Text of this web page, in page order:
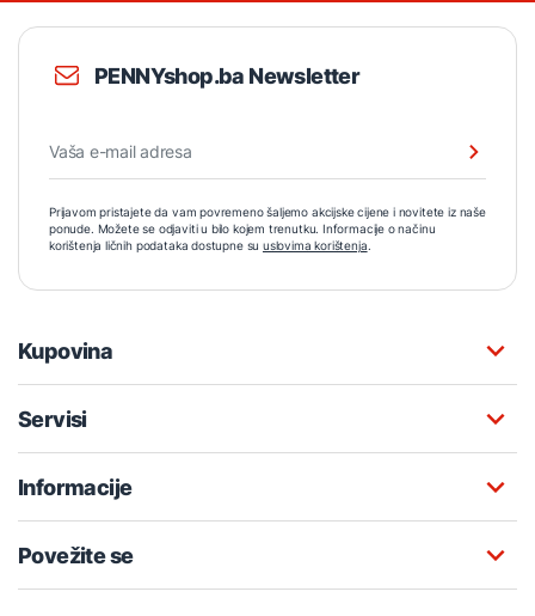
PENNYshop.ba Newsletter
Prijavom pristajete da vam povremeno šaljemo akcijske cijene i novitete iz naše
ponude. Možete se odjaviti u bilo kojem trenutku. Informacije o načinu
korištenja ličnih podataka dostupne su uslovima korištenja.
Kupovina
Servisi
Informacije
Povežite se